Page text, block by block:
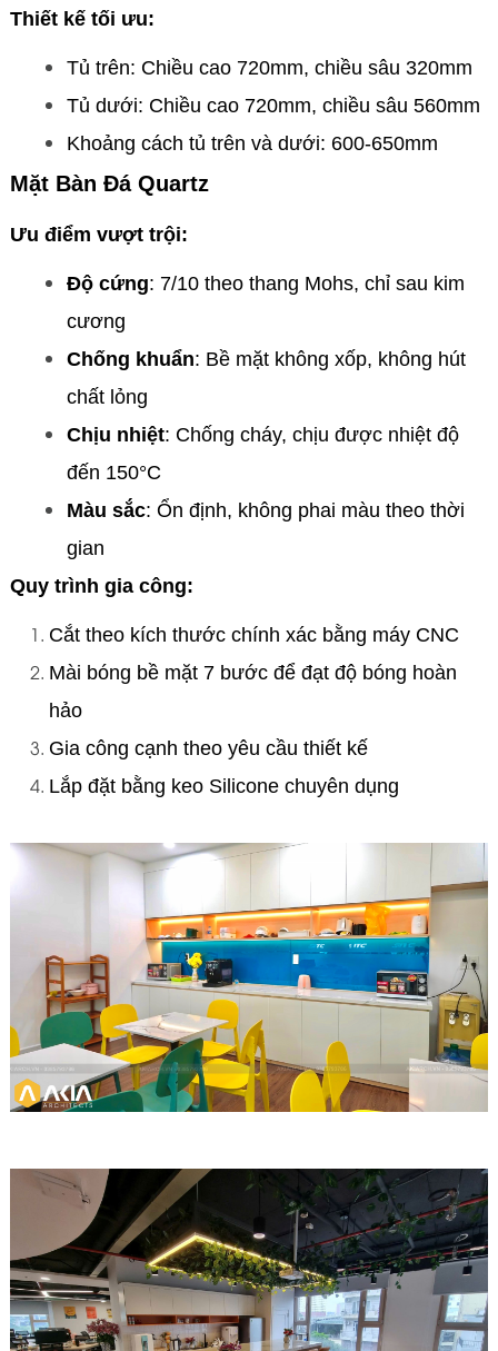
Thiết kế tối ưu:
Tủ trên: Chiều cao 720mm, chiều sâu 320mm
Tủ dưới: Chiều cao 720mm, chiều sâu 560mm
Khoảng cách tủ trên và dưới: 600-650mm
Mặt Bàn Đá Quartz
Ưu điểm vượt trội:
Độ cứng: 7/10 theo thang Mohs, chỉ sau kim
cương
Chống khuẩn: Bề mặt không xốp, không hút
chất lỏng
Chịu nhiệt: Chống cháy, chịu được nhiệt độ
đến 150°C
Màu sắc: Ổn định, không phai màu theo thời
gian
Quy trình gia công:
Cắt theo kích thước chính xác bằng máy CNC
Mài bóng bề mặt 7 bước để đạt độ bóng hoàn
hảo
Gia công cạnh theo yêu cầu thiết kế
Lắp đặt bằng keo Silicone chuyên dụng